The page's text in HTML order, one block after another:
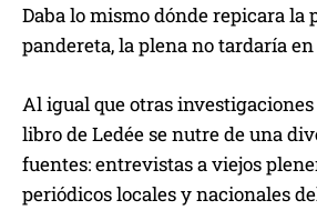
Daba lo mismo dónde repicara la
pandereta, la plena no tardaría
Al igual que otras
libro de Ledée se nutre de una
fuentes: entrevistas a viejos
periódicos locales y nacionales